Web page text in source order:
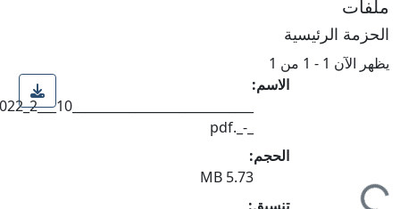
ملفات
الحزمة الرئيسية
يظهر الآن 1 - 1 من 1
جاري التحميل...
الاسم:
_-_.pdf
الحجم:
5.73 MB